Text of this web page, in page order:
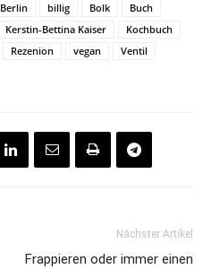
Berlin billig Bolk
Buch
Kerstin-Bettina Kaiser
Kochbuch
Rezenion vegan
Ventil
Nächster Artikel
Frappieren oder immer einen